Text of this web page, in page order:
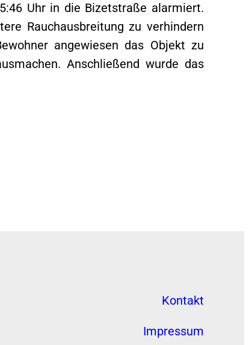
Uhr in die Bizetstraße alarmiert.
Rauchausbreitung zu verhindern
angewiesen das Objekt zu
Anschließend wurde das
Kontakt
Impressum